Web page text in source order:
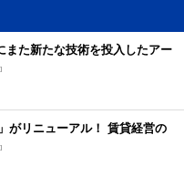
また新たな技術を投入したアー
がリニューアル！ 賃貸経営の